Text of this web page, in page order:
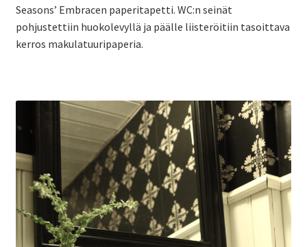
Seasons’ Embracen paperitapetti. WC:n seinät
pohjustettiin huokolevyllä ja päälle liisteröitiin tasoittava
kerros makulatuuripaperia.